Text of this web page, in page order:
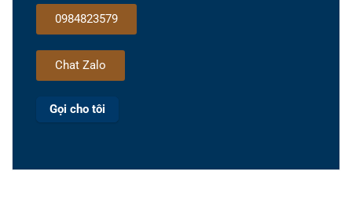
0984823579
Chat Zalo
Gọi cho tôi